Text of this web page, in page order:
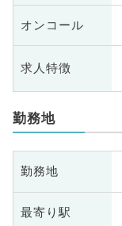
オンコール
求人特徴
勤務地
勤務地
最寄り駅